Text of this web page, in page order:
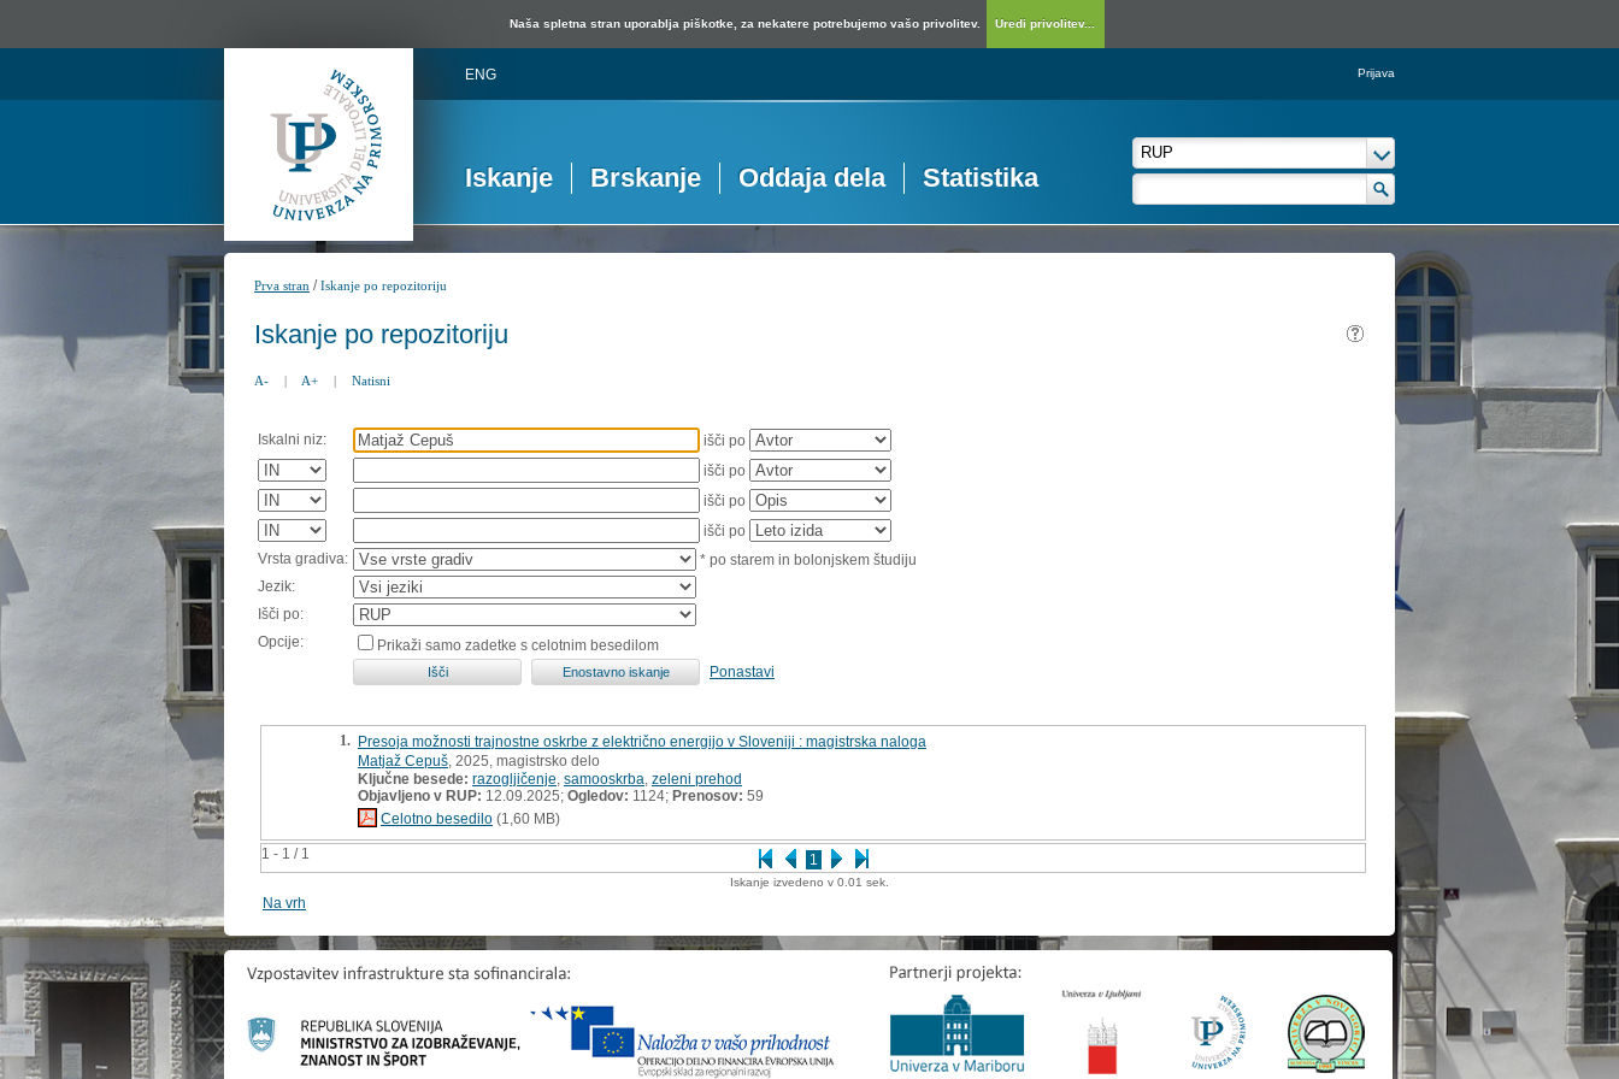
Naša spletna stran uporablja piškotke, za nekatere potrebujemo vašo privolitev. Uredi privolitev...
ENG Prijava
Iskanje Brskanje Oddaja dela Statistika
Prva stran /Iskanje po repozitoriju
Iskanje po repozitoriju
A- | A+ | Natisni
Iskalni niz:
išči po
išči po
išči po
išči po
Vrsta gradiva:
* po starem in bolonjskem študiju
Jezik:
Išči po:
Opcije:
Prikaži samo zadetke s celotnim besedilom
Ponastavi
1 - 1 / 1 1
1. Presoja možnosti trajnostne oskrbe z električno energijo v Sloveniji : magistrska naloga
Matjaž Cepuš , 2025, magistrsko delo
Ključne besede: razogljičenje samooskrba zeleni prehod
Objavljeno v RUP: 12.09.2025; Ogledov: 1124; Prenosov: 59
Celotno besedilo (1,60 MB)
Iskanje izvedeno v 0.01 sek.
Na vrh